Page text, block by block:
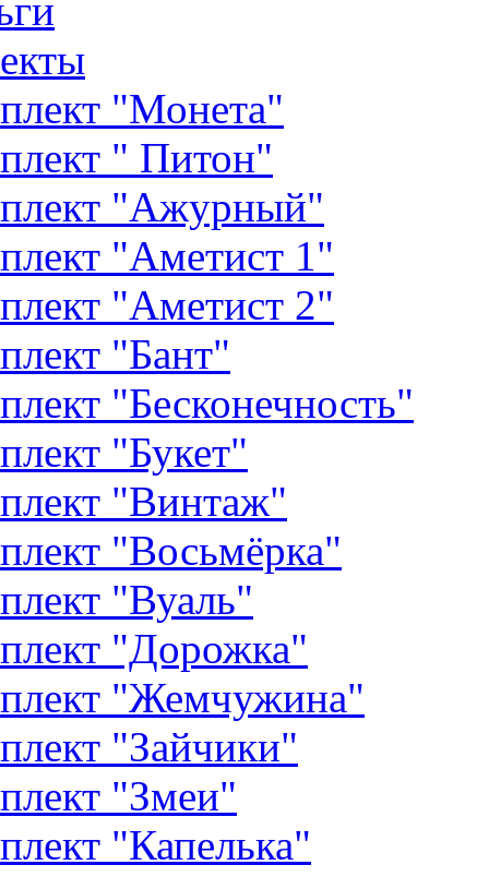
"Монета"
" Питон"
"Ажурный"
"Аметист 1"
"Аметист 2"
"Бант"
"Бесконечность"
"Букет"
"Винтаж"
"Восьмёрка"
"Вуаль"
"Дорожка"
"Жемчужина"
"Зайчики"
"Змеи"
"Капелька"